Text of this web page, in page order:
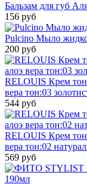
Бальзам для губ
156 руб
Pulcino Мыло
200 руб
RELOUIS Крем
вера тон:03
544 руб
RELOUIS Крем
вера тон:02
569 руб